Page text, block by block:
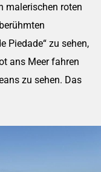
malerischen roten
Piedade“ zu sehen,
ans Meer fahren
zu sehen. Das